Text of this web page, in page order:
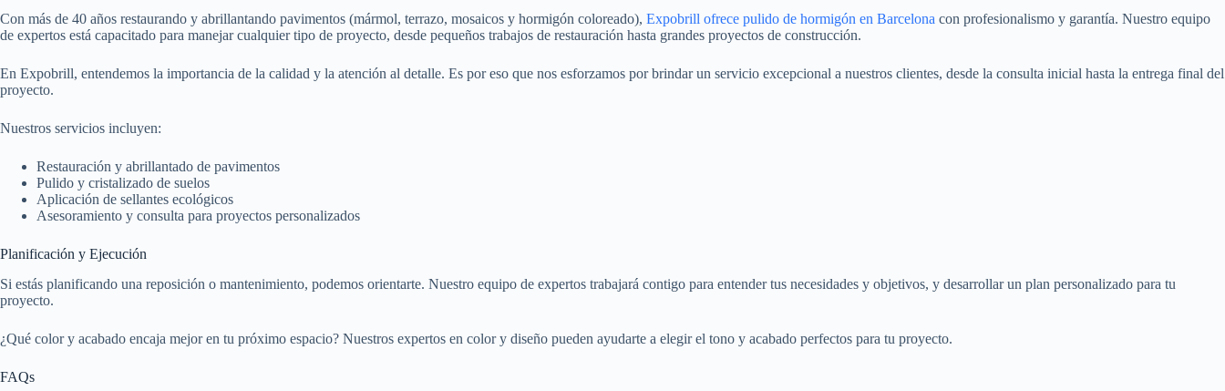
Con más de 40 años restaurando y abrillantando pavimentos (mármol, terrazo, mosaicos y hormigón coloreado), Expobrill ofrece pulido de hormigón en Barcelona con profesionalismo y garantía. Nuestro equipo
de expertos está capacitado para manejar cualquier tipo de proyecto, desde pequeños trabajos de restauración hasta grandes proyectos de construcción.
En Expobrill, entendemos la importancia de la calidad y la atención al detalle. Es por eso que nos esforzamos por brindar un servicio excepcional a nuestros clientes, desde la consulta inicial hasta la entrega final del
proyecto.
Nuestros servicios incluyen:
Restauración y abrillantado de pavimentos
Pulido y cristalizado de suelos
Aplicación de sellantes ecológicos
Asesoramiento y consulta para proyectos personalizados
Planificación y Ejecución
Si estás planificando una reposición o mantenimiento, podemos orientarte. Nuestro equipo de expertos trabajará contigo para entender tus necesidades y objetivos, y desarrollar un plan personalizado para tu
proyecto.
¿Qué color y acabado encaja mejor en tu próximo espacio? Nuestros expertos en color y diseño pueden ayudarte a elegir el tono y acabado perfectos para tu proyecto.
FAQs